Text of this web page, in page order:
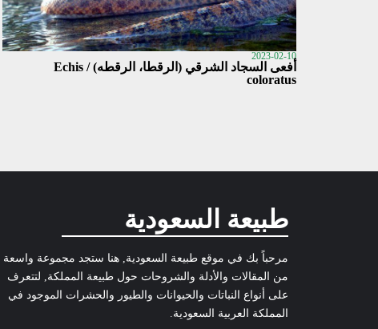
2023-02-10
أفعى السجاد الشرقي (الرقطا، الرقطه) / Echis
coloratus
طبيعة السعودية
مرحباً بك في موقع طبيعة السعودية, هنا ستجد مجموعة واسعة
من المقالات والأدلة والشروحات حول طبيعة المملكة, لتتعرف
على أنواع النباتات والحيوانات والطيور والحشرات الموجود في
المملكة العربية السعودية.